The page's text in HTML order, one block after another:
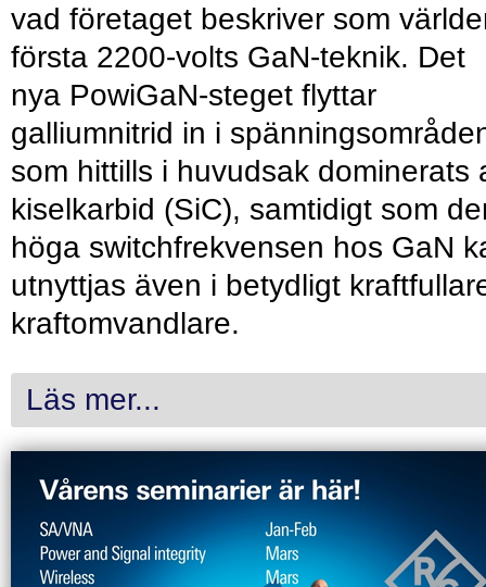
vad företaget beskriver som
första 2200-volts GaN-teknik. Det
nya PowiGaN-steget flyttar
galliumnitrid in i
som hittills i huvudsak dominerats
kiselkarbid (SiC), samtidigt som
höga switchfrekvensen hos GaN
utnyttjas även i betydligt
kraftomvandlare.
Läs mer...